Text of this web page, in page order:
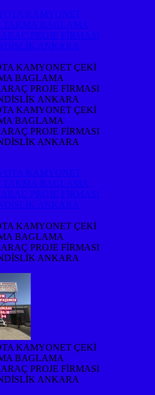
KAMYONET ÇEKİ
BAGLAMA
PROJE FİRMASI
ANKARA
KAMYONET ÇEKİ
BAGLAMA
PROJE FİRMASI
ANKARA
KAMYONET ÇEKİ
BAGLAMA
PROJE FİRMASI
ANKARA
KAMYONET ÇEKİ
BAGLAMA
PROJE FİRMASI
ANKARA